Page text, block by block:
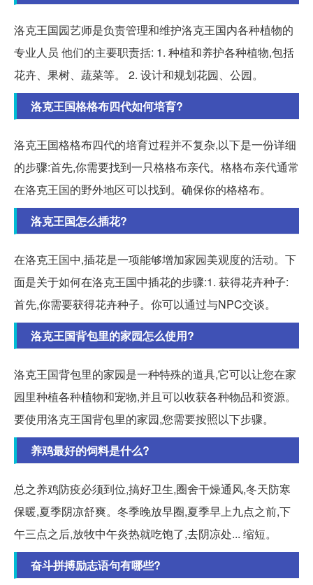
洛克王国园艺师是负责管理和维护洛克王国内各种植物的
专业人员 他们的主要职责括: 1. 种植和养护各种植物,包括
花卉、果树、蔬菜等。 2. 设计和规划花园、公园。
洛克王国格格布四代如何培育?
洛克王国格格布四代的培育过程并不复杂,以下是一份详细
的步骤:首先,你需要找到一只格格布亲代。格格布亲代通常
在洛克王国的野外地区可以找到。确保你的格格布。
洛克王国怎么插花?
在洛克王国中,插花是一项能够增加家园美观度的活动。下
面是关于如何在洛克王国中插花的步骤:1. 获得花卉种子:
首先,你需要获得花卉种子。你可以通过与NPC交谈。
洛克王国背包里的家园怎么使用?
洛克王国背包里的家园是一种特殊的道具,它可以让您在家
园里种植各种植物和宠物,并且可以收获各种物品和资源。
要使用洛克王国背包里的家园,您需要按照以下步骤。
养鸡最好的饲料是什么?
总之养鸡防疫必须到位,搞好卫生,圈舍干燥通风,冬天防寒
保暖,夏季阴凉舒爽。冬季晚放早圈,夏季早上九点之前,下
午三点之后,放牧中午炎热就吃饱了,去阴凉处... 缩短。
奋斗拼搏励志语句有哪些?